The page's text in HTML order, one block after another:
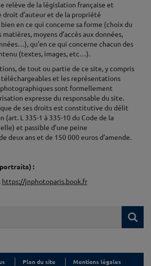
relève de la législation française et
d’auteur et de la propriété
en ce qui concerne sa forme (choix du
moyens d’accès aux données,
qu’en ce qui concerne chacun des
(textes, images, etc…).
de tout ou partie de ce site, y compris
et les représentations
sont formellement
expresse du responsable du site.
de ses droits est constitutive du délit
(art. L 335-1 à 335-10 du Code de la
et passible d’une peine
deux ans et de 150 000 euros d’amende.
:
https://jnphotoparis.book.fr
Plan du site Mentions légales